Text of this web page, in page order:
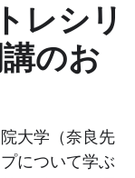
レシリ
のお
大学（奈良先
について学ぶ